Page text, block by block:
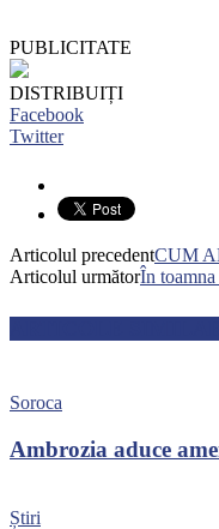
PUBLICITATE
DISTRIBUIȚI
Facebook
Twitter
Articolul precedentCUM
Articolul următorÎn
Soroca
Ambrozia aduce
Știri